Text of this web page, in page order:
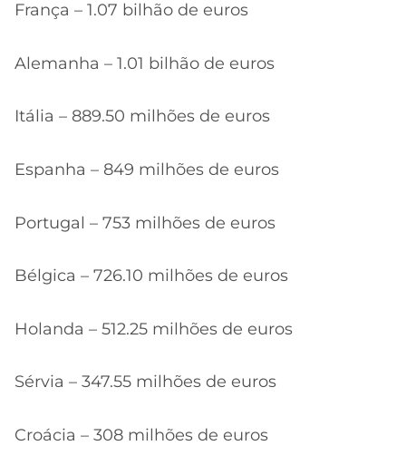
França – 1.07 bilhão de euros
Alemanha – 1.01 bilhão de euros
Itália – 889.50 milhões de euros
Espanha – 849 milhões de euros
Portugal – 753 milhões de euros
Bélgica – 726.10 milhões de euros
Holanda – 512.25 milhões de euros
Sérvia – 347.55 milhões de euros
Croácia – 308 milhões de euros